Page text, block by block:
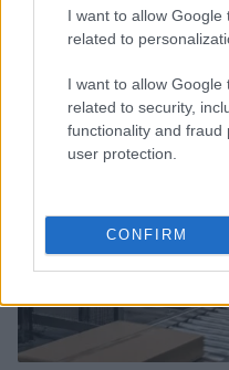
I want to allow Google
related to
I want to allow Google
related to security,
functionality and
user protection.
CONFIRM
SERVIZI PER LE AZIENDE